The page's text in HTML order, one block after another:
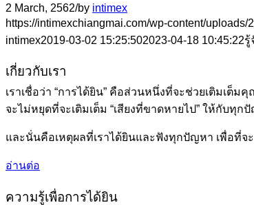
2 March, 2562/by intimex
https://intimexchiangmai.com/wp-content/
intimex2019-03-02 15:25:502023-04-18 10:45:22รู้
เกี่ยวกับเรา
เราเชื่อว่า “การได้ยิน” คือส่วนหนึ่งที่จะช่วยเติมเต็
จะไม่หยุดที่จะเติมเต็ม “เสียงที่ขาดหายไป” ให้กับทุ
และนั่นคือเหตุผลที่เราได้ยินและฟังทุกปัญหา เพื่อที่จ
อ่านต่อ
ความรู้เพื่อการได้ยิน